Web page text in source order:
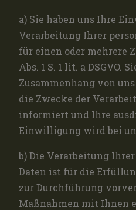
a) Sie haben uns Ihre
Verarbeitung Ihrer
für einen oder mehrere
Abs. 1 S. 1 lit. a DSGVO.
Zusammenhang von
die Zwecke der
informiert und Ihre
Einwilligung wird bei
b) Die Verarbeitung
Daten ist für die
zur Durchführung
Maßnahmen mit Ihnen